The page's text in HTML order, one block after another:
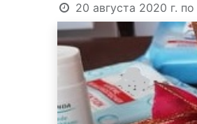
20 августа 2020 г. по